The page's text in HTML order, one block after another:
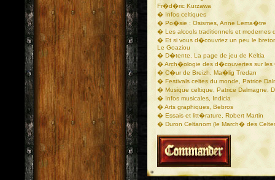
Fr�d�ric Kurzawa
� Infos celtiques
� Po�sie : Osismes, Anne Lema�tre
� Les alcools traditionnels et modernes
� Et si vous d�couvriez un peu le
Le Goaziou
� D�tente. La page de jeu de Keltia
� Arch�ologie des d�couvertes sur les
� C�ur de Breizh, Ma�lig Tredan
� Festivals celtes du monde, Patrice
� Musique celtique, Patrice Dalmagne,
� Infos musicales, Indicia
� Arts graphiques, Bebros
� Essais et litt�rature, Robert Martin
� Duron Celtanom (le March� des